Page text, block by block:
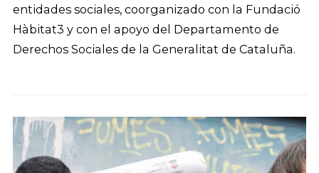
entidades sociales, coorganizado con la Fundació
Hàbitat3 y con el apoyo del Departamento de
Derechos Sociales de la Generalitat de Cataluña.